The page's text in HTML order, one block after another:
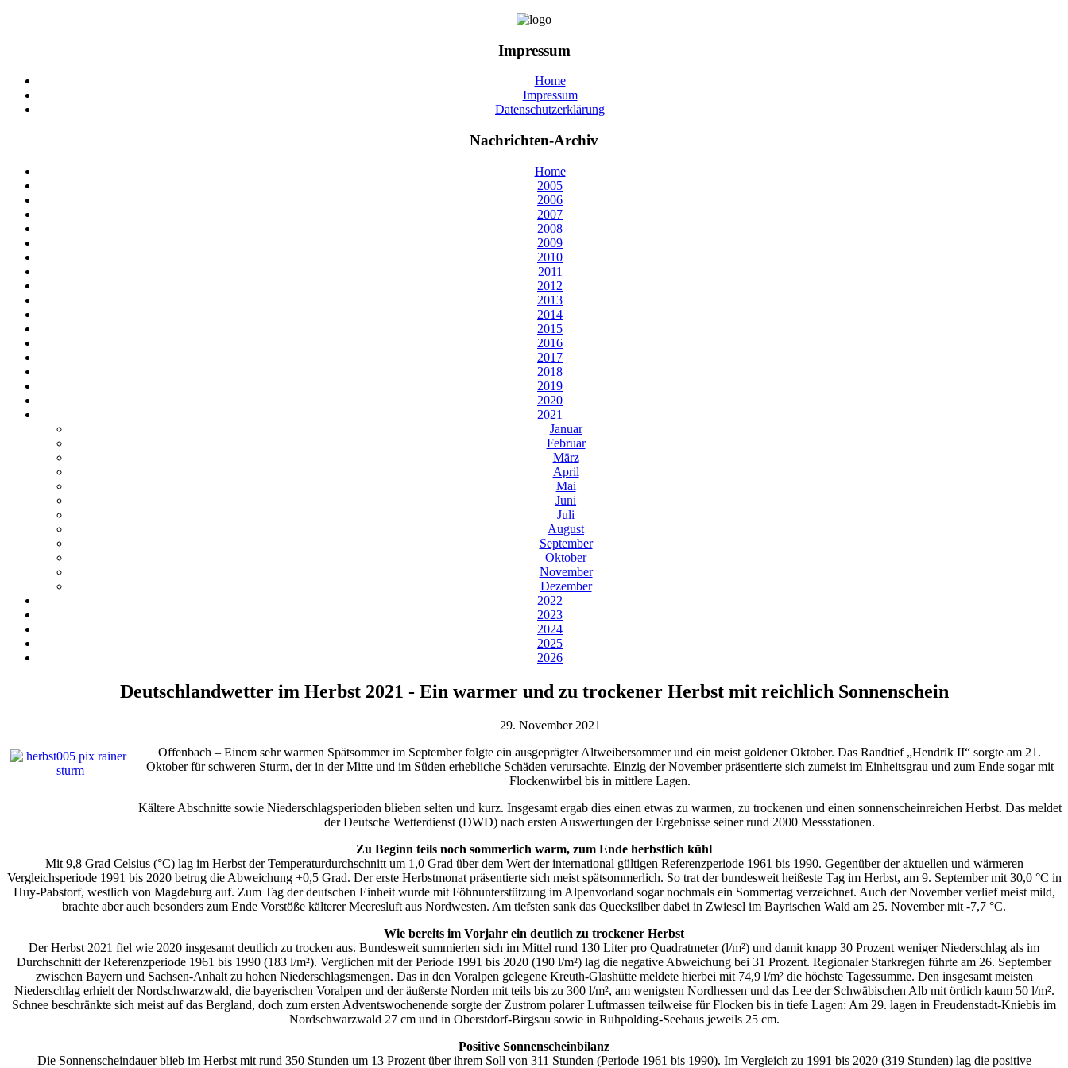
Impressum
Home
Impressum
Datenschutzerklärung
Nachrichten-Archiv
Home
2005
2006
2007
2008
2009
2010
2011
2012
2013
2014
2015
2016
2017
2018
2019
2020
2021
Januar
Februar
März
April
Mai
Juni
Juli
August
September
Oktober
November
Dezember
2022
2023
2024
2025
2026
Deutschlandwetter im Herbst 2021 - Ein warmer und zu trockener Herbst mit reichlich Sonnenschein
29. November 2021
Offenbach – Einem sehr warmen Spätsommer im September folgte ein ausgeprägter Altweibersommer und ein meist goldener Oktober. Das Randtief „Hendrik II“ sorgte am 21.
Oktober für schweren Sturm, der in der Mitte und im Süden erhebliche Schäden verursachte. Einzig der November präsentierte sich zumeist im Einheitsgrau und zum Ende sogar mit
Flockenwirbel bis in mittlere Lagen.
Kältere Abschnitte sowie Niederschlagsperioden blieben selten und kurz. Insgesamt ergab dies einen etwas zu warmen, zu trockenen und einen sonnenscheinreichen Herbst. Das meldet
der Deutsche Wetterdienst (DWD) nach ersten Auswertungen der Ergebnisse seiner rund 2000 Messstationen.
Zu Beginn teils noch sommerlich warm, zum Ende herbstlich kühl
Mit 9,8 Grad Celsius (°C) lag im Herbst der Temperaturdurchschnitt um 1,0 Grad über dem Wert der international gültigen Referenzperiode 1961 bis 1990. Gegenüber der aktuellen und wärmeren
Vergleichsperiode 1991 bis 2020 betrug die Abweichung +0,5 Grad. Der erste Herbstmonat präsentierte sich meist spätsommerlich. So trat der bundesweit heißeste Tag im Herbst, am 9. September mit 30,0 °C in
Huy-Pabstorf, westlich von Magdeburg auf. Zum Tag der deutschen Einheit wurde mit Föhnunterstützung im Alpenvorland sogar nochmals ein Sommertag verzeichnet. Auch der November verlief meist mild,
brachte aber auch besonders zum Ende Vorstöße kälterer Meeresluft aus Nordwesten. Am tiefsten sank das Quecksilber dabei in Zwiesel im Bayrischen Wald am 25. November mit -7,7 °C.
Wie bereits im Vorjahr ein deutlich zu trockener Herbst
Der Herbst 2021 fiel wie 2020 insgesamt deutlich zu trocken aus. Bundesweit summierten sich im Mittel rund 130 Liter pro Quadratmeter (l/m²) und damit knapp 30 Prozent weniger Niederschlag als im
Durchschnitt der Referenzperiode 1961 bis 1990 (183 l/m²). Verglichen mit der Periode 1991 bis 2020 (190 l/m²) lag die negative Abweichung bei 31 Prozent. Regionaler Starkregen führte am 26. September
zwischen Bayern und Sachsen-Anhalt zu hohen Niederschlagsmengen. Das in den Voralpen gelegene Kreuth-Glashütte meldete hierbei mit 74,9 l/m² die höchste Tagessumme. Den insgesamt meisten
Niederschlag erhielt der Nordschwarzwald, die bayerischen Voralpen und der äußerste Norden mit teils bis zu 300 l/m², am wenigsten Nordhessen und das Lee der Schwäbischen Alb mit örtlich kaum 50 l/m².
Schnee beschränkte sich meist auf das Bergland, doch zum ersten Adventswochenende sorgte der Zustrom polarer Luftmassen teilweise für Flocken bis in tiefe Lagen: Am 29. lagen in Freudenstadt-Kniebis im
Nordschwarzwald 27 cm und in Oberstdorf-Birgsau sowie in Ruhpolding-Seehaus jeweils 25 cm.
Positive Sonnenscheinbilanz
Die Sonnenscheindauer blieb im Herbst mit rund 350 Stunden um 13 Prozent über ihrem Soll von 311 Stunden (Periode 1961 bis 1990). Im Vergleich zu 1991 bis 2020 (319 Stunden) lag die positive